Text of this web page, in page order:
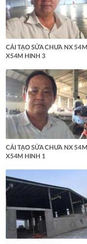
CẢI TẠO SỬA CHƯA NX 54M
X54M HINH 3
CẢI TẠO SỬA CHƯA NX 54M
X54M HINH 1